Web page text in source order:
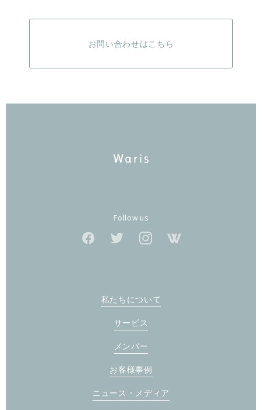
お問い合わせはこちら
Follow us
私たちについて
サービス
メンバー
お客様事例
ニュース・メディア